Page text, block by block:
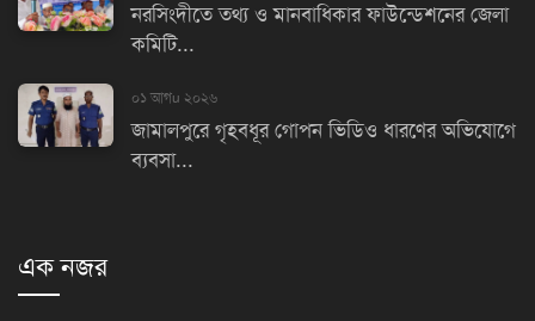
নরসিংদীতে তথ্য ও মানবাধিকার ফাউন্ডেশনের জেলা
কমিটি...
০১ আগu ২০২৬
জামালপুরে গৃহবধূর গোপন ভিডিও ধারণের অভিযোগে
ব্যবসা...
এক নজর